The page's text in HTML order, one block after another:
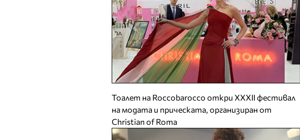
Тоалет на Roccobarocco откри XXXII фестивал
на модата и прическата, организиран от
Christian of Roma